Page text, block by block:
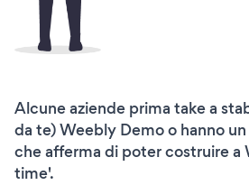
Alcune aziende prima take a
da te) Weebly Demo o hanno
che afferma di poter costruire a
time'.